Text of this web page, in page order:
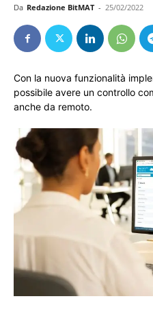
Da Redazione BitMAT - 25/02/2022
Con la nuova funzionalità
possibile avere un controllo
anche da remoto.